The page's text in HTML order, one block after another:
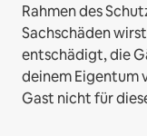
Rahmen des
Sachschäden
entschädigt, die
deinem Eigentum
Gast nicht für